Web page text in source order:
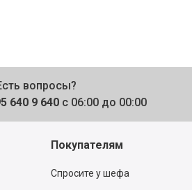
вопросы?
640 9 640 с 06:00 до 00:00
Покупателям
Спросите у шефа